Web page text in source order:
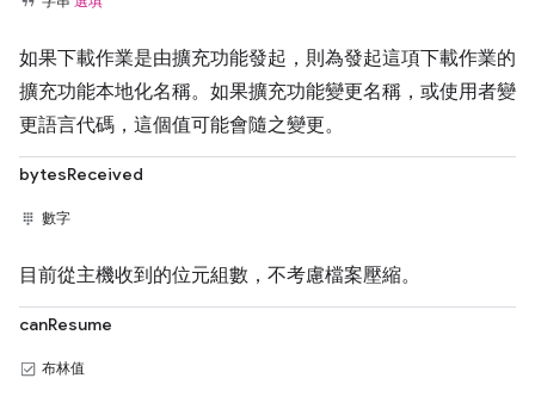
如果下載作業是由擴充功能發起，則為發起這項下載作業的
擴充功能本地化名稱。如果擴充功能變更名稱，或使用者變
更語言代碼，這個值可能會隨之變更。
bytesReceived
數字
目前從主機收到的位元組數，不考慮檔案壓縮。
canResume
布林值